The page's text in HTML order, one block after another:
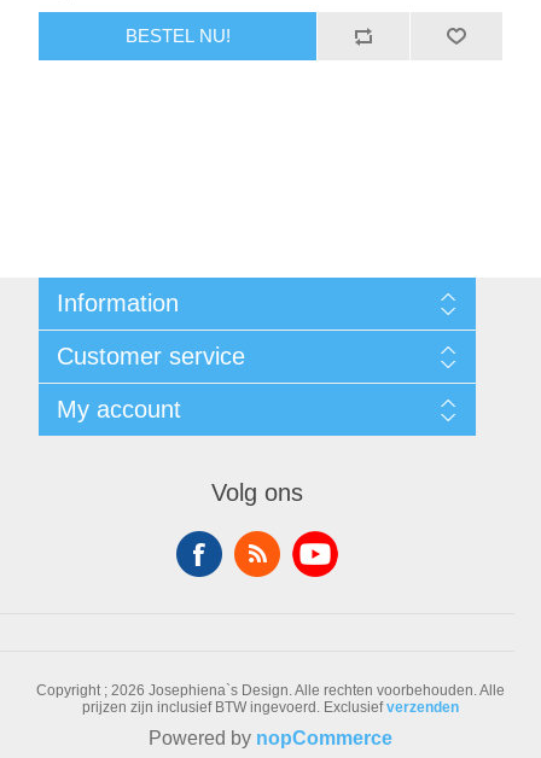
BESTEL NU!
Information
Voorwaarden
Over Josephiena
Contact us
Customer service
Recently viewed products
Check gift card balance
My account
Volg ons
Copyright ; 2026 Josephiena`s Design. Alle rechten voorbehouden.Alle
prijzen zijn inclusief BTW ingevoerd. Exclusiefverzenden
Powered by nopCommerce